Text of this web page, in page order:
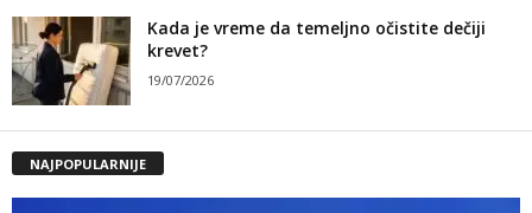
Kada je vreme da temeljno očistite dečiji
krevet?
19/07/2026
NAJPOPULARNIJE